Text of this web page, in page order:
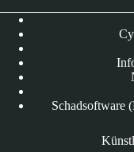
Schadsoftware